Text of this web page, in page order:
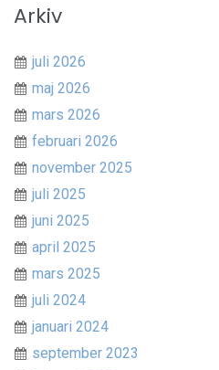
Arkiv
juli 2026
maj 2026
mars 2026
februari 2026
november 2025
juli 2025
juni 2025
april 2025
mars 2025
juli 2024
januari 2024
september 2023